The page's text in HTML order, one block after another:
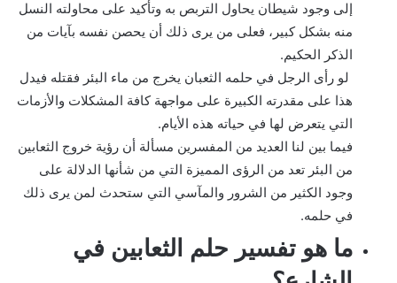
إلى وجود شيطان يحاول التربص به وتأكيد على محاولته النسل
منه بشكل كبير، فعلى من يرى ذلك أن يحصن نفسه بآيات من
الذكر الحكيم.
لو رأى الرجل في حلمه الثعبان يخرج من ماء البئر فقتله فيدل
هذا على مقدرته الكبيرة على مواجهة كافة المشكلات والأزمات
التي يتعرض لها في حياته هذه الأيام.
فيما بين لنا العديد من المفسرين مسألة أن رؤية خروج الثعابين
من البئر تعد من الرؤى المميزة التي من شأنها الدلالة على
وجود الكثير من الشرور والمآسي التي ستحدث لمن يرى ذلك
في حلمه.
ما هو تفسير حلم الثعابين في